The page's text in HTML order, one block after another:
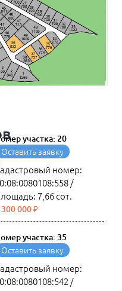
участка: 20
Оставить заявку
номер:
/
7,66 сот.
300 000 ₽
участка: 35
Оставить заявку
номер:
/